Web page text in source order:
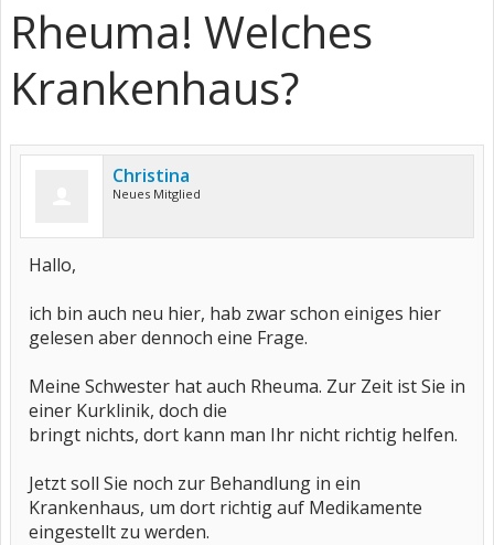
Rheuma! Welches
Krankenhaus?
Christina
Neues Mitglied
Hallo,
ich bin auch neu hier, hab zwar schon einiges hier
gelesen aber dennoch eine Frage.
Meine Schwester hat auch Rheuma. Zur Zeit ist Sie in
einer Kurklinik, doch die
bringt nichts, dort kann man Ihr nicht richtig helfen.
Jetzt soll Sie noch zur Behandlung in ein
Krankenhaus, um dort richtig auf Medikamente
eingestellt zu werden.